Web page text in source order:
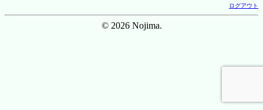
ログアウト
© 2026 Nojima.